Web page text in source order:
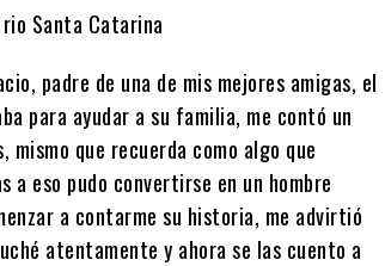
padre de una de mis mejores amigas, el
para ayudar a su familia, me contó un
que recuerda como algo que
a eso pudo convertirse en un hombre
a contarme su historia, me advirtió
atentamente y ahora se las cuento a